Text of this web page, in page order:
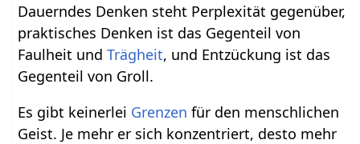
Dauerndes Denken steht Perplexität gegenüber,
praktisches Denken ist das Gegenteil von
Faulheit undTrägheit, und Entzückung ist das
Gegenteil von Groll.
Es gibt keinerlei Grenzen für den menschlichen
Geist. Je mehr er sich konzentriert, desto mehr